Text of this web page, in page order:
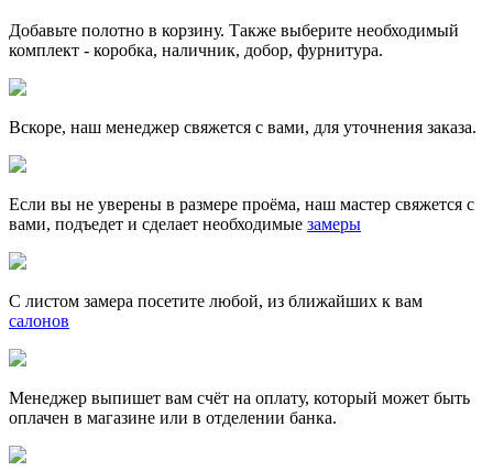
Добавьте полотно в корзину. Также выберите необходимый
комплект - коробка, наличник, добор, фурнитура.
Вскоре, наш менеджер свяжется с вами, для уточнения заказа.
Если вы не уверены в размере проёма, наш мастер свяжется с
вами, подъедет и сделает необходимые замеры
С листом замера посетите любой, из ближайших к вам
салонов
Менеджер выпишет вам счёт на оплату, который может быть
оплачен в магазине или в отделении банка.